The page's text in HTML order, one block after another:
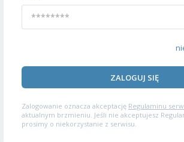
ZALOGUJ SIĘ
Zalogowanie oznacza akceptację Regulaminu
aktualnym brzmieniu. Jeśli nie akceptujesz
prosimy o niekorzystanie z serwisu.